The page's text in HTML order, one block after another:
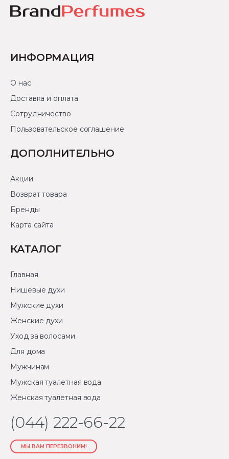
ИНФОРМАЦИЯ
О нас
Доставка и оплата
Сотрудничество
Пользовательское соглашение
ДОПОЛНИТЕЛЬНО
Акции
Возврат товара
Бренды
Карта сайта
КАТАЛОГ
Главная
Нишевые духи
Мужские духи
Женские духи
Уход за волосами
Для дома
Мужчинам
Мужская туалетная вода
Женская туалетная вода
(044) 222-66-22
МЫ ВАМ ПЕРЕЗВОНИМ!